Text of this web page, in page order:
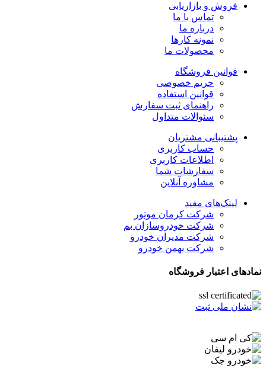
فروش و بازاریابی
تماس با ما
درباره ما
نمونه کارها
محصولات ما
قوانین فروشگاه
حریم خصوصی
قوانین استفاده
راهنمای ثبت سفارش
سئوالات متداول
پشتیبانی مشتریان
حساب کاربری
اطلاعات کاربری
سفارشات شما
مشاوره آنلاین
لینک‌های مفید
شرکت کرمان موتور
شرکت خودروسازان بم
شرکت مدیران خودرو
شرکت بهمن خودرو
نمادهای اعتبار فروشگاه